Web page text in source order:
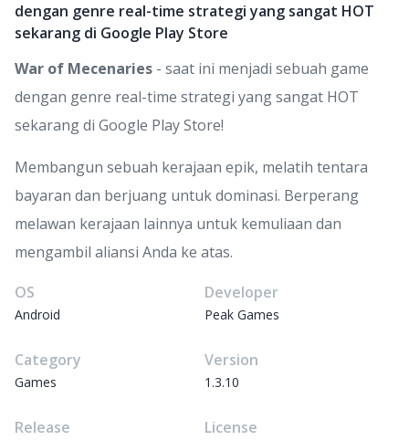
dengan genre real-time strategi yang sangat HOT
sekarang di Google Play Store
War of Mecenaries - saat ini menjadi sebuah game
dengan genre real-time strategi yang sangat HOT
sekarang di Google Play Store!
Membangun sebuah kerajaan epik, melatih tentara
bayaran dan berjuang untuk dominasi. Berperang
melawan kerajaan lainnya untuk kemuliaan dan
mengambil aliansi Anda ke atas.
OS
Android
Developer
Peak Games
Category
Games
Version
1.3.10
Release License